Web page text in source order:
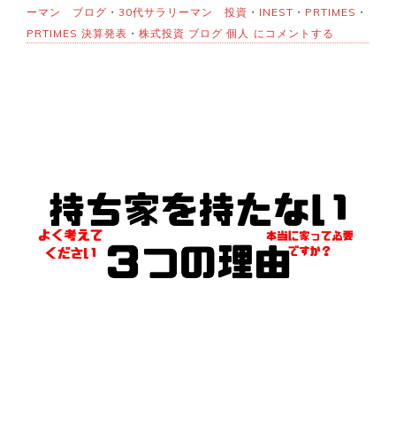
ーマン ブログ ・ 30代サラリーマン 投資 ・ INEST ・ PRTIMES ・
PRTIMES 決算発表 ・ 株式投資 ブログ 個人
1
月
経
平
株
価
にコメントする